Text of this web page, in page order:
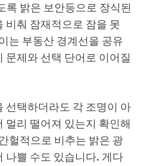
록 밝은 보안등으로 장식된
비춰 잠재적으로 잠을 못
는 부동산 경계선을 공유
문제와 선택 단어로 이어질
선택하더라도 각 조명이 아
멀리 떨어져 있는지 확인해
헐적으로 비추는 밝은 광
나쁠 수도 있습니다. 게다